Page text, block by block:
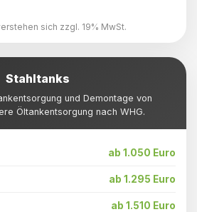
sich zzgl. 19% MwSt.
Stahltanks
und Demontage von
Öltankentsorgung nach WHG.
ab 1.050 Euro
ab 1.295 Euro
ab 1.510 Euro